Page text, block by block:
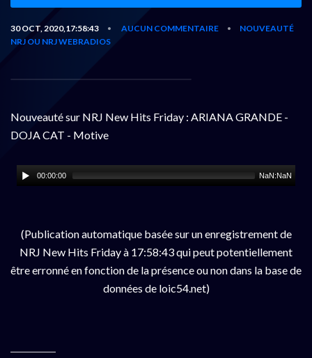
30 OCT, 2020,17:58:43 • AUCUN COMMENTAIRE •
NOUVEAUTÉ
NRJ OU NRJ WEBRADIOS
Nouveauté sur NRJ New Hits Friday : ARIANA GRANDE -
DOJA CAT - Motive
00:00:00 NaN:NaN
(Publication automatique basée sur un enregistrement de
NRJ New Hits Friday à 17:58:43 qui peut potentiellement
être erronné en fonction de la présence ou non dans la base de
données de loic54.net)